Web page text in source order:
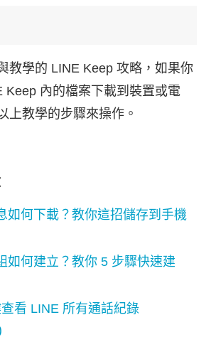
教學的 LINE Keep 攻略，如果你
Keep 內的檔案下載到裝置或電
上教學的步驟來操作。
如何下載？教你這招儲存到手機
如何建立？教你 5 步驟快速建
看 LINE 所有通話紀錄